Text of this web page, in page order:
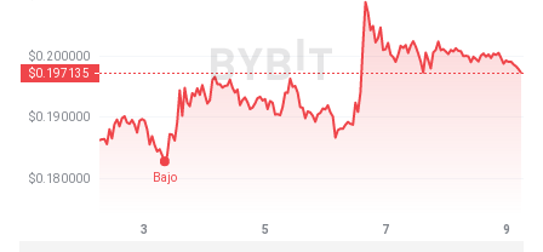
Última actualización: 2026-08-09, 05:46 GMT+0